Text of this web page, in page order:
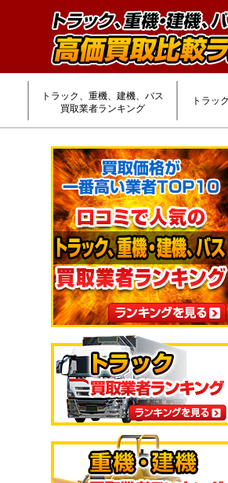
トラック、重機、建機、バス
買取業者ランキング
トラッ